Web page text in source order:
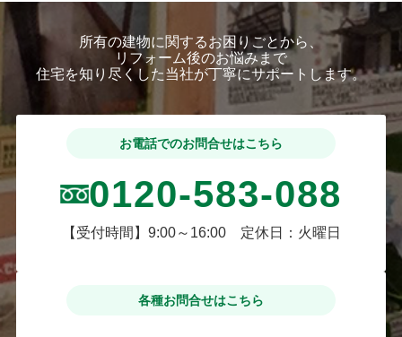
所有の建物に関するお困りごとから、
リフォーム後のお悩みまで
住宅を知り尽くした当社が丁寧にサポートします。
お電話でのお問合せはこちら
0120-583-088
【受付時間】9:00～16:00 定休日：火曜日
各種お問合せはこちら